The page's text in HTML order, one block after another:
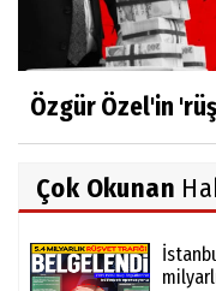
Özgür Özel'in
Çok Okunan